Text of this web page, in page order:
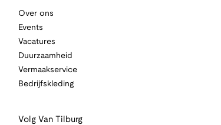
Over ons
Events
Vacatures
Duurzaamheid
Vermaakservice
Bedrijfskleding
Volg Van Tilburg